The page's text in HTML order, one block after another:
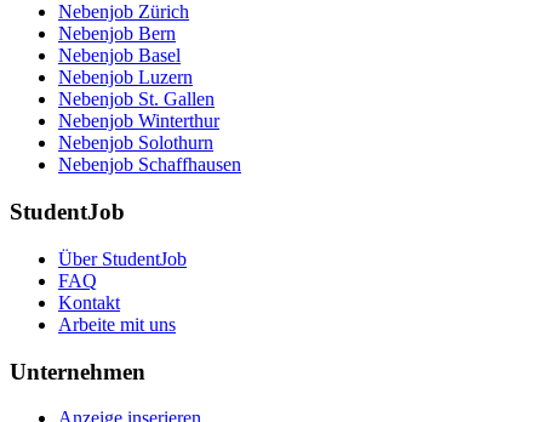
Nebenjob Zürich
Nebenjob Bern
Nebenjob Basel
Nebenjob Luzern
Nebenjob St. Gallen
Nebenjob Winterthur
Nebenjob Solothurn
Nebenjob Schaffhausen
StudentJob
Über StudentJob
FAQ
Kontakt
Arbeite mit uns
Unternehmen